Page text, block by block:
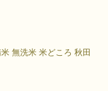
無洗米 米どころ 秋田